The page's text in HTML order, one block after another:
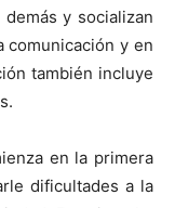
y socializan
comunicación y en
también incluye
en la primera
dificultades a la